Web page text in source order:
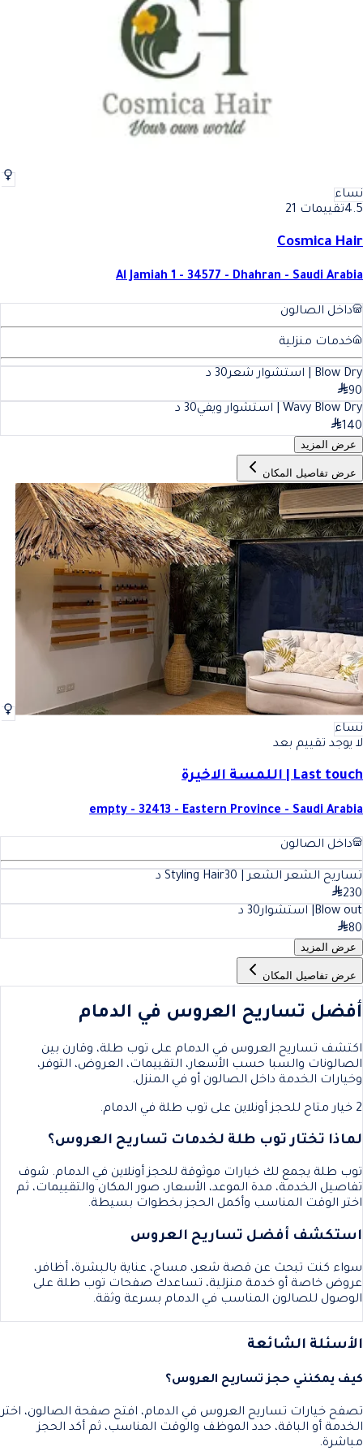
أفضل تساريح العروس في الدمام
أفضل تساريح العروس في
نساء
4.5تقييمات 21
Cosmica Hair
Al Jamiah 1 - 34577 - Dhahran - Saudi Arabia
داخل الصالون
خدمات منزلية
Blow Dry | استشوار شعر 30 د
90
Wavy Blow Dry | استشوار ويفي
30 د
140
عرض المزيد
عرض تفاصيل المكان
نساء
لا يوجد تقييم بعد
Last touch | اللمسة الاخيرة
empty - 32413 - Eastern Province - Saudi Arabia
داخل الصالون
تساريح الشعر الشعر | Styling Hair 30
د
230
Blow out| استشوار
30 د
80
عرض المزيد
عرض تفاصيل المكان
أفضل تساريح العروس في الدمام
اكتشف تساريح العروس في الدمام على توب طلة، وقارن بين
الصالونات والسبا حسب الأسعار، التقييمات، العروض، التوفر،
وخيارات الخدمة داخل الصالون أو في المنزل.
2 خيار متاح للحجز أونلاين على توب طلة في الدمام.
لماذا تختار توب طلة لخدمات تساريح العروس؟
توب طلة يجمع لك خيارات موثوقة للحجز أونلاين في الدمام. شوف
تفاصيل الخدمة، مدة الموعد، الأسعار، صور المكان والتقييمات، ثم
اختر الوقت المناسب وأكمل الحجز بخطوات بسيطة.
استكشف أفضل تساريح العروس
سواء كنت تبحث عن قصة شعر، مساج، عناية بالبشرة، أظافر،
عروض خاصة أو خدمة منزلية، تساعدك صفحات توب طلة على
الوصول للصالون المناسب في الدمام بسرعة وثقة.
الأسئلة الشائعة
كيف يمكنني حجز تساريح العروس؟
تصفح خيارات تساريح العروس في الدمام، افتح صفحة الصالون، اختر
الخدمة أو الباقة، حدد الموظف والوقت المناسب، ثم أكد الحجز
مباشرة.